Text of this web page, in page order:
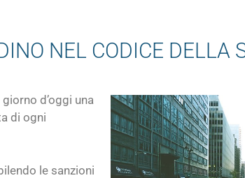
NEL CODICE DELLA
d’oggi una
di ogni
le sanzioni